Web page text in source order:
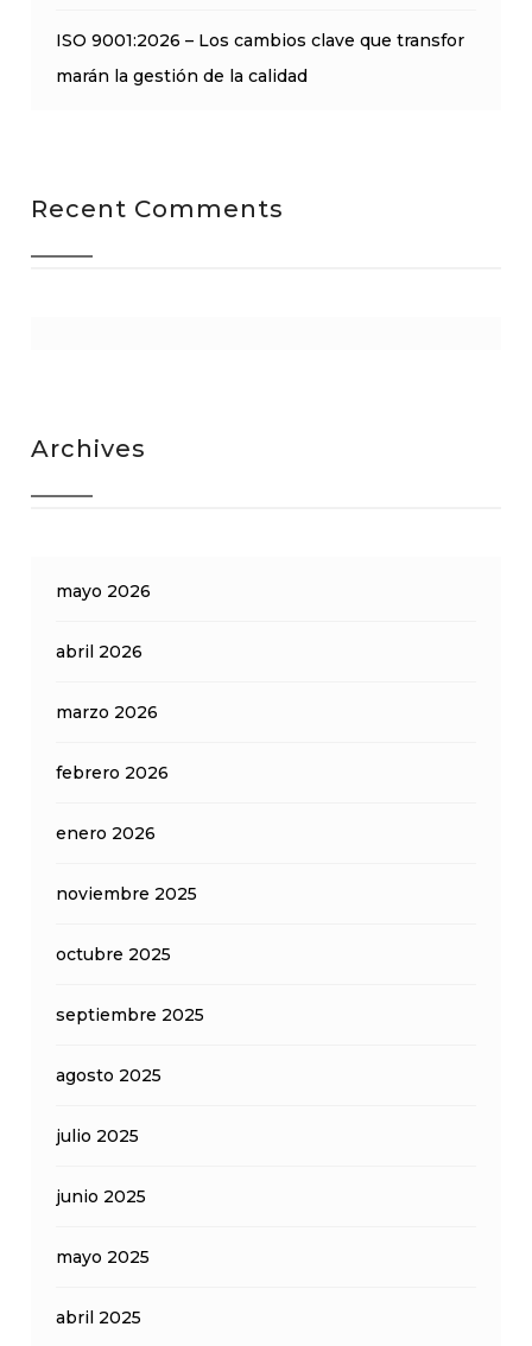
ISO 9001:2026 – Los cambios clave que transfor
marán la gestión de la calidad
Recent Comments
Archives
mayo 2026
abril 2026
marzo 2026
febrero 2026
enero 2026
noviembre 2025
octubre 2025
septiembre 2025
agosto 2025
julio 2025
junio 2025
mayo 2025
abril 2025